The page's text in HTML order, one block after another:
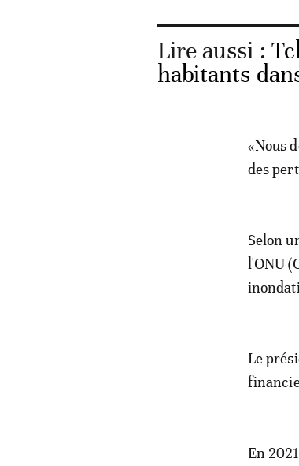
Lire aussi :
habitants
«Nous
des
Selon
l'ONU
Le
En